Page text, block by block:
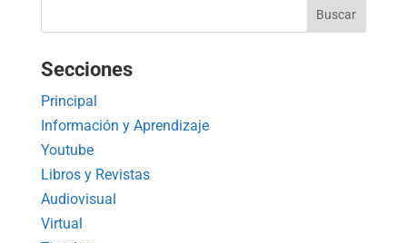
Secciones
Principal
Información y Aprendizaje
Youtube
Libros y Revistas
Audiovisual
Virtual